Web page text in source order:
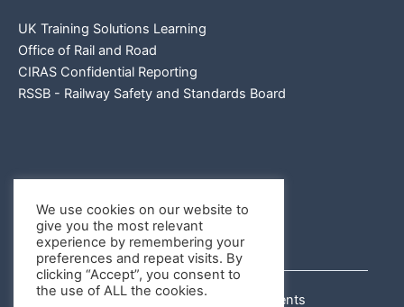
UK Training Solutions Learning
Office of Rail and Road
CIRAS Confidential Reporting
RSSB - Railway Safety and Standards Board
Copyright © 2026 Rail Assessments
We use cookies on our website to
give you the most relevant
experience by remembering your
preferences and repeat visits. By
clicking “Accept”, you consent to
the use of ALL the cookies.